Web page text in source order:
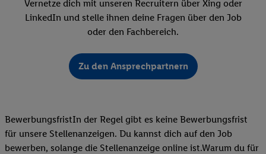
Vernetze dich mit unseren Recruitern über Xing oder
LinkedIn und stelle ihnen deine Fragen über den Job
oder den Fachbereich.
Zu den Ansprechpartnern
BewerbungsfristIn der Regel gibt es keine Bewerbungsfrist
für unsere Stellenanzeigen. Du kannst dich auf den Job
bewerben, solange die Stellenanzeige online ist.Warum du für